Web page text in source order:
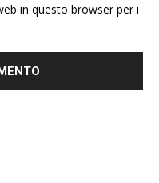
in questo browser per i